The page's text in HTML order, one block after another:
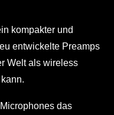
kompakter und
entwickelte Preamps
Welt als wireless
das